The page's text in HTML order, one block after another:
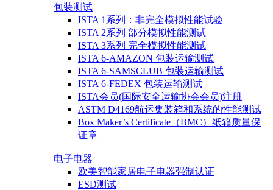
包装测试
ISTA 1系列：非完全模拟性能试验
ISTA 2系列 部分模拟性能测试
ISTA 3系列 完全模拟性能测试
ISTA 6-AMAZON 包装运输测试
ISTA 6-SAMSCLUB 包装运输测试
ISTA 6-FEDEX 包装运输测试
ISTA会员(国际安全运输协会会员)注册
ASTM D4169航运集装箱和系统的性能测试
Box Maker’s Certificate（BMC）纸箱质量保
证章
电子电器
欧美智能家居电子电器强制认证
ESD测试